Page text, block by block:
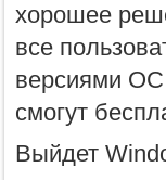
хорошее
все
версиями ОС
смогут
Выйдет